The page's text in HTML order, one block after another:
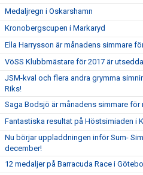
Medaljregn i Oskarshamn
Kronobergscupen i Markaryd
Ella Harrysson är månadens simmare
VöSS Klubbmästare för 2017 är
JSM-kval och flera andra grymma
Riks!
Saga Bodsjö är månadens simmare för
Fantastiska resultat på Höstsimiaden i
Nu börjar uppladdningen inför Sum-
december!
12 medaljer på Barracuda Race i